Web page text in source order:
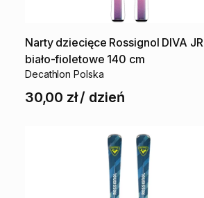
Narty dziecięce Rossignol DIVA JR
biało-fioletowe 140 cm
Decathlon Polska
30,00 zł/ dzień